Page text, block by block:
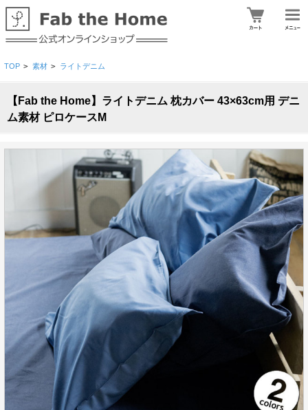
TOP > 素材 > ライトデニム
【Fab the Home】ライトデニム 枕カバー 43×63cm用 デニ
ム素材 ピロケースM